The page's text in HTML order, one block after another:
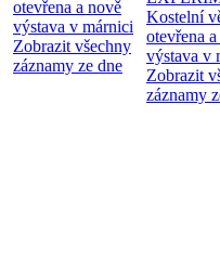
otevřena a nově
výstava v márnici
Zobrazit všechny
záznamy ze dne
Kostelní
otevřena
výstava v
Zobrazit
záznamy